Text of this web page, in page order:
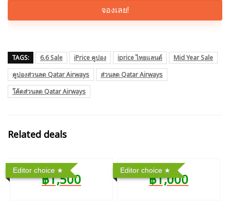
จองเลย!
TAGS: 6.6 Sale iPrice คูปอง iprice ไทยแลนด์
Mid Year Sale
คูปองส่วนลด Qatar Airways
ส่วนลด Qatar Airways
โค้ดส่วนลด Qatar Airways
Related deals
Editor choice
฿1,500
Editor choice
฿1,000